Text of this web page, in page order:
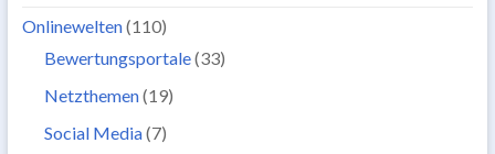
Onlinewelten(110)
Bewertungsportale(33)
Netzthemen(19)
Social Media(7)